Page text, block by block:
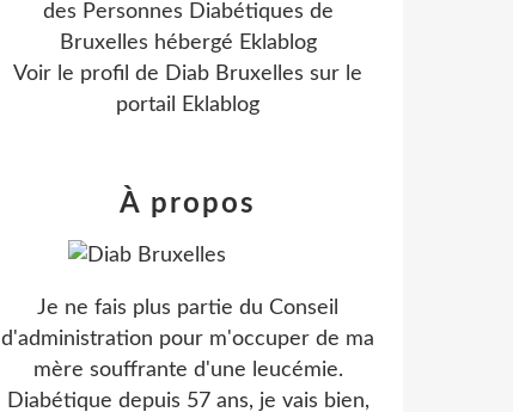
des Personnes Diabétiques de
Bruxelles hébergé Eklablog
Voir le profil de Diab Bruxelles sur le
portail Eklablog
À propos
Je ne fais plus partie du Conseil
d'administration pour m'occuper de ma
mère souffrante d'une leucémie.
Diabétique depuis 57 ans, je vais bien,